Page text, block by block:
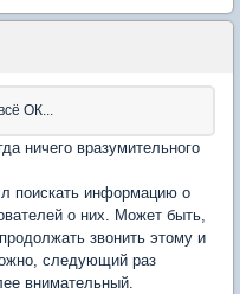
ОК...
ничего вразумительного
поискать информацию о
о них. Может быть,
звонить этому и
следующий раз
внимательный.